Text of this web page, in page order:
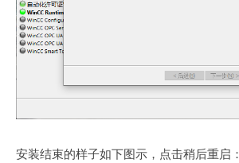
安装结束的样子如下图示，点击稍后重启：